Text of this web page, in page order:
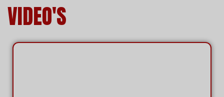
VIDEO'S